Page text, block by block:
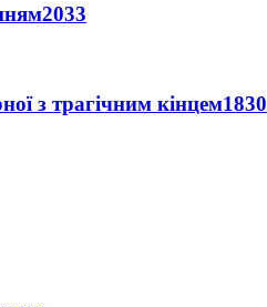
2033
з трагічним кінцем1830